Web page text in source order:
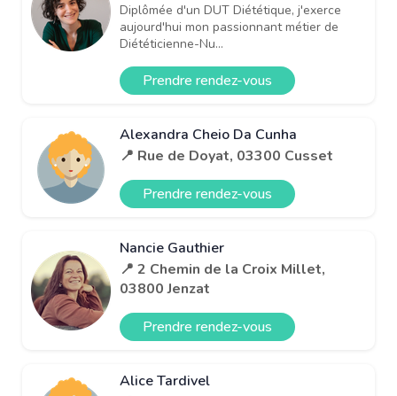
Diplômée d'un DUT Diététique, j'exerce
aujourd'hui mon passionnant métier de
Diététicienne-Nu...
Prendre rendez-vous
Alexandra Cheio Da Cunha
📍 Rue de Doyat, 03300 Cusset
Prendre rendez-vous
Nancie Gauthier
📍 2 Chemin de la Croix Millet,
03800 Jenzat
Prendre rendez-vous
Alice Tardivel